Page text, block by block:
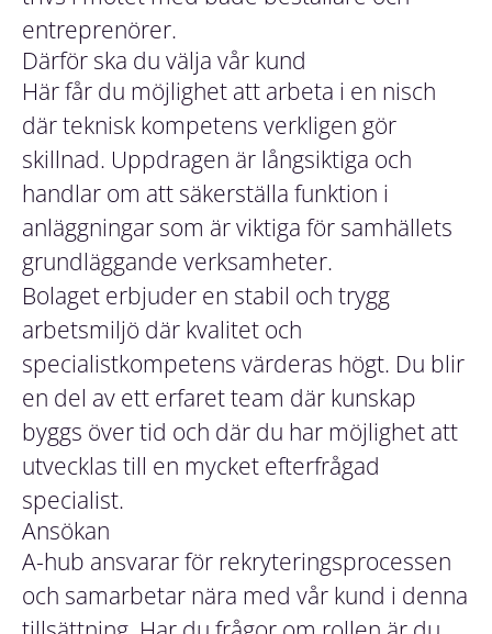
entreprenörer.
Därför ska du välja vår kund
Här får du möjlighet att arbeta i en nisch
där teknisk kompetens verkligen gör
skillnad. Uppdragen är långsiktiga och
handlar om att säkerställa funktion i
anläggningar som är viktiga för samhällets
grundläggande verksamheter.
Bolaget erbjuder en stabil och trygg
arbetsmiljö där kvalitet och
specialistkompetens värderas högt. Du blir
en del av ett erfaret team där kunskap
byggs över tid och där du har möjlighet att
utvecklas till en mycket efterfrågad
specialist.
Ansökan
A-hub ansvarar för rekryteringsprocessen
och samarbetar nära med vår kund i denna